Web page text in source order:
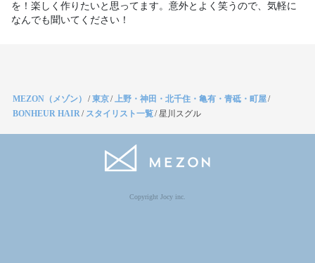
を！楽しく作りたいと思ってます。意外とよく笑うので、気軽に
なんでも聞いてください！
MEZON（メゾン） /東京/上野・神田・北千住・亀有・青砥・町屋/
BONHEUR HAIR/ スタイリスト一覧/星川スグル
Copyright Jocy inc.